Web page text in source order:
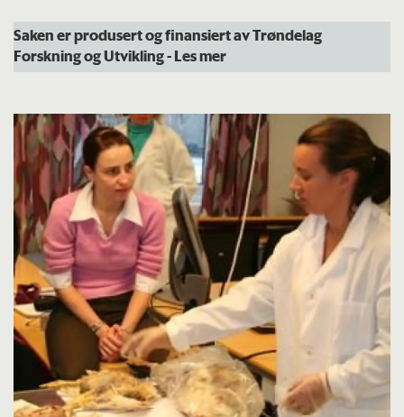
Saken er produsert og finansiert av Trøndelag
Forskning og Utvikling- Les mer